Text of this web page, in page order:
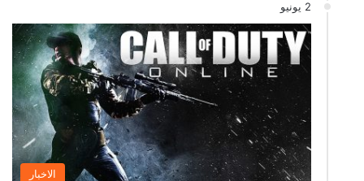
2 يونيو
الاخبار